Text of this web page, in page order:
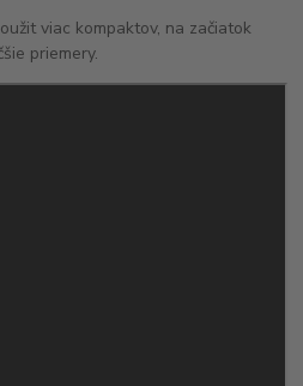
viac kompaktov, na začiatok
priemery.